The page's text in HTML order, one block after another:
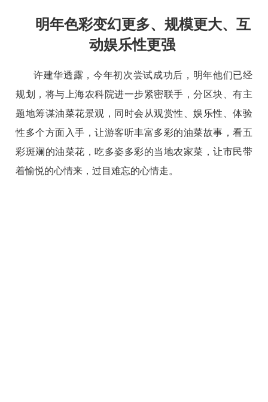
明年色彩变幻更多、规模更大、互
动娱乐性更强
许建华透露，今年初次尝试成功后，明年他们已经
规划，将与上海农科院进一步紧密联手，分区块、有主
题地筹谋油菜花景观，同时会从观赏性、娱乐性、体验
性多个方面入手，让游客听丰富多彩的油菜故事，看五
彩斑斓的油菜花，吃多姿多彩的当地农家菜，让市民带
着愉悦的心情来，过目难忘的心情走。